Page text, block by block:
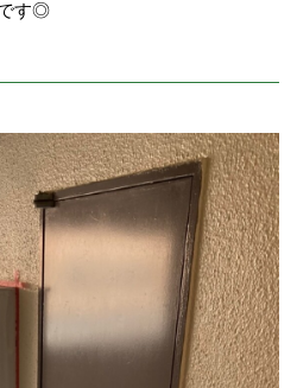
す◎